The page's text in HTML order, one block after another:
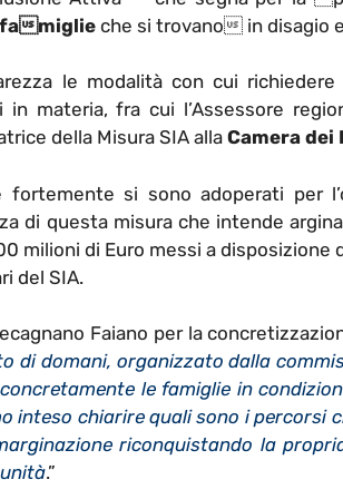
famiglie che si trovano in disagio
le modalità con cui
materia, fra cui l’Assessore
della Misura SIA alla Camera dei
si sono adoperati per
di questa misura che intende
milioni di Euro messi a disposizione
del SIA.
Faiano per la
di domani, organizzato dalla
le famiglie in
inteso chiarire quali sono i percorsi
riconquistando la
.”